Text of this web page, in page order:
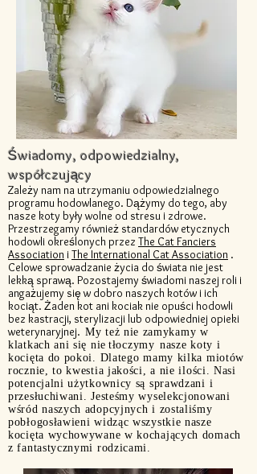
Świadomy, odpowiedzialny,
współczujący
Zależy nam na utrzymaniu odpowiedzialnego
programu hodowlanego. Dążymy do tego, aby
nasze koty były wolne od stresu i zdrowe.
Przestrzegamy również standardów etycznych
hodowli określonych przez The Cat Fanciers
Association iThe International Cat Association .
Celowe sprowadzanie życia do świata nie jest
lekką sprawą. Pozostajemy świadomi naszej roli i
angażujemy się w dobro naszych kotów i ich
kociąt. Żaden kot ani kociak nie opuści hodowli
bez kastracji, sterylizacji lub odpowiedniej opieki
weterynaryjnej. My też nie zamykamy w
klatkach ani się nie tłoczymy nasze koty i
kocięta do pokoi. Dlatego mamy kilka miotów
rocznie, to kwestia jakości, a nie ilości. Nasi
potencjalni użytkownicy są sprawdzani i
przesłuchiwani. Jesteśmy wyselekcjonowani
wśród naszych adopcyjnych i zostaliśmy
pobłogosławieni widząc wszystkie nasze
kocięta wychowywane w kochających domach
z fantastycznymi rodzicami.